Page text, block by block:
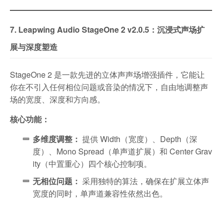
7. Leapwing Audio StageOne 2 v2.0.5：沉浸式声场扩
展与深度塑造
StageOne 2 是一款先进的立体声声场增强插件，它能让
你在不引入任何相位问题或音染的情况下，自由地调整声
场的宽度、深度和方向感。
核心功能：
多维度调整： 提供 Width（宽度）、Depth（深
度）、Mono Spread（单声道扩展）和 Center Grav
ity（中置重心）四个核心控制项。
无相位问题： 采用独特的算法，确保在扩展立体声
宽度的同时，单声道兼容性依然出色。